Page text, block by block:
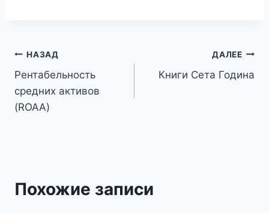
Навигация
по
записям
НАЗАД
Рентабельность
средних активов
(ROAA)
ДАЛЕЕ
Книги Сета Година
Похожие записи